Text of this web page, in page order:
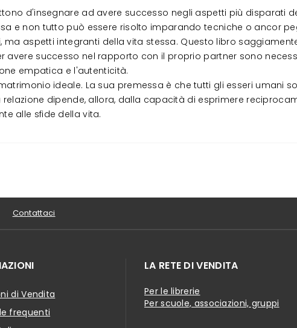
d'insegnare ad avere successo negli aspetti più disparati
e non tutto può essere risolto imparando tecniche o ancor
ma aspetti integranti della vita stessa. Questo libro
successo nel rapporto con il proprio partner sono
empatica e l'autenticità.
ideale. La sua premessa è che tutti gli esseri umani
dipende, allora, dalla capacità di esprimere
alle sfide della vita.
Contattaci
di Vendita
frequenti
LA RETE DI VENDITA
Per le librerie
Per scuole, associazioni, gruppi